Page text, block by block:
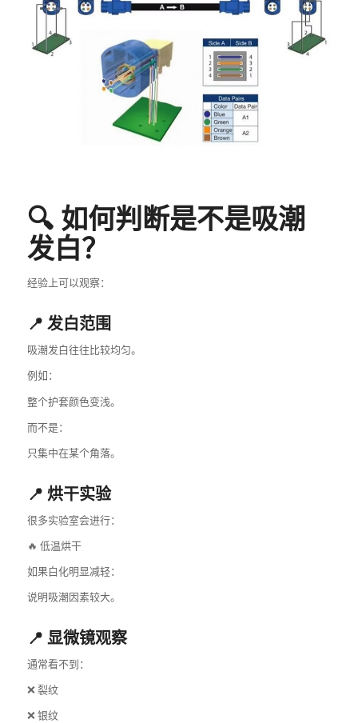
🔍 如何判断是不是吸潮
发白？
经验上可以观察：
📍 发白范围
吸潮发白往往比较均匀。
例如：
整个护套颜色变浅。
而不是：
只集中在某个角落。
📍 烘干实验
很多实验室会进行：
🔥 低温烘干
如果白化明显减轻：
说明吸潮因素较大。
📍 显微镜观察
通常看不到：
❌ 裂纹
❌ 银纹